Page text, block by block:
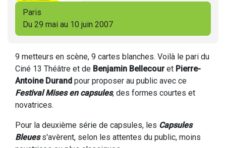
Paris
Du 29 mai au 10 juin 2007
9 metteurs en scène, 9 cartes blanches. Voilà le pari du
Ciné 13 Théâtre et de Benjamin Bellecouret Pierre-
Antoine Durand pour proposer au public avec ce
Festival Mises en capsules, des formes courtes et
novatrices.
Pour la deuxième série de capsules, les Capsules
Bleuess'avèrent, selon les attentes du public, moins